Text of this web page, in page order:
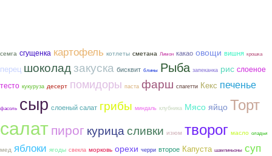
семга сгущенка картофель котлеты сметана Лимон какао овощи вишня крошка
перец шоколадзакуска бисквит блины Рыба запеканка рис слоеное
тесто кукуруза десерт помидоры паста фарш спагетти Кекс печенье
фасоль сыр слоеный салат грибы миндаль клубника Мясо яйцо Торт
салатпирог курицасливки изюм творог масло оладьи
мед яблоки ягоды свекла морковь орехи черри второе Капуста шампиньоны суп